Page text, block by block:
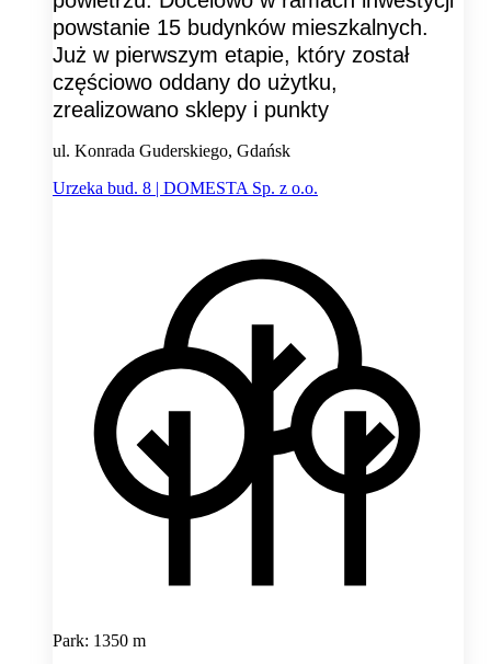
powstanie 15 budynków mieszkalnych.
Już w pierwszym etapie, który został
częściowo oddany do użytku,
zrealizowano sklepy i punkty
ul. Konrada Guderskiego, Gdańsk
Urzeka bud. 8 | DOMESTA Sp. z o.o.
Park: 1350 m